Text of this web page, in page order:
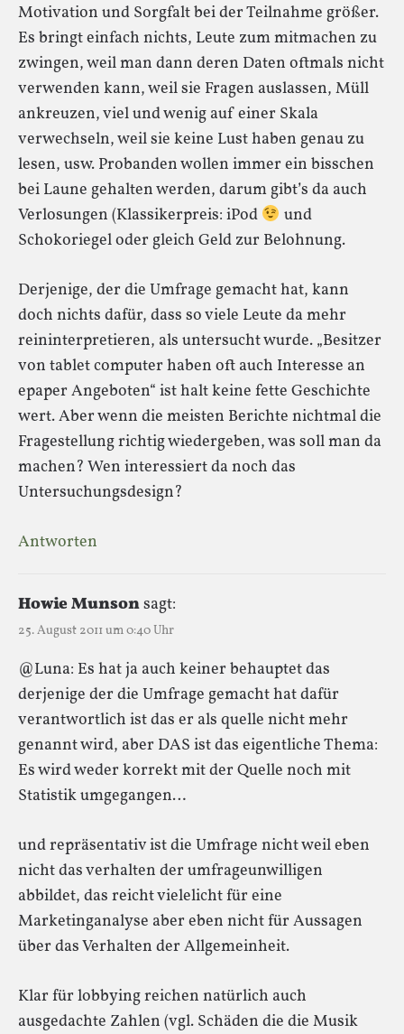
Motivation und Sorgfalt bei der Teilnahme größer.
Es bringt einfach nichts, Leute zum mitmachen zu
zwingen, weil man dann deren Daten oftmals nicht
verwenden kann, weil sie Fragen auslassen, Müll
ankreuzen, viel und wenig auf einer Skala
verwechseln, weil sie keine Lust haben genau zu
lesen, usw. Probanden wollen immer ein bisschen
bei Laune gehalten werden, darum gibt’s da auch
Verlosungen (Klassikerpreis: iPod
und
Schokoriegel oder gleich Geld zur Belohnung.
Derjenige, der die Umfrage gemacht hat, kann
doch nichts dafür, dass so viele Leute da mehr
reininterpretieren, als untersucht wurde. „Besitzer
von tablet computer haben oft auch Interesse an
epaper Angeboten“ ist halt keine fette Geschichte
wert. Aber wenn die meisten Berichte nichtmal die
Fragestellung richtig wiedergeben, was soll man da
machen? Wen interessiert da noch das
Untersuchungsdesign?
Antworten
Howie Munsonsagt:
25. August 2011 um 0:40 Uhr
@Luna: Es hat ja auch keiner behauptet das
derjenige der die Umfrage gemacht hat dafür
verantwortlich ist das er als quelle nicht mehr
genannt wird, aber DAS ist das eigentliche Thema:
Es wird weder korrekt mit der Quelle noch mit
Statistik umgegangen…
und repräsentativ ist die Umfrage nicht weil eben
nicht das verhalten der umfrageunwilligen
abbildet, das reicht vielelicht für eine
Marketinganalyse aber eben nicht für Aussagen
über das Verhalten der Allgemeinheit.
Klar für lobbying reichen natürlich auch
ausgedachte Zahlen (vgl. Schäden die die Musik